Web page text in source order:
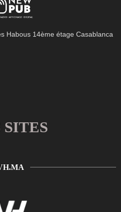
Habous 14ème étage Casablanca
SITES